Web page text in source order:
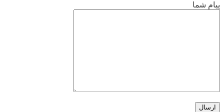
پیام شما